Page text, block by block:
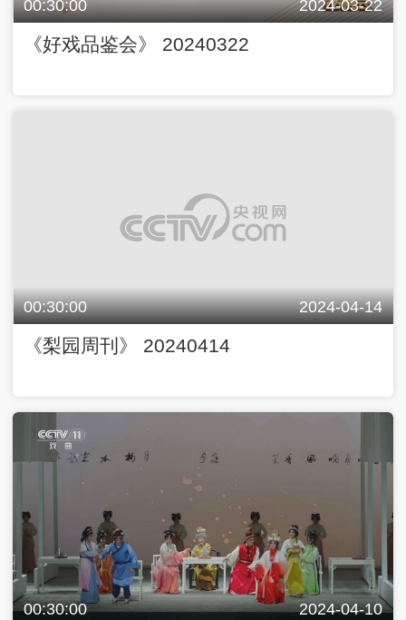
00:30:00 2024-03-22
《好戏品鉴会》 20240322
00:30:00 2024-04-14
《梨园周刊》 20240414
00:30:00 2024-04-10